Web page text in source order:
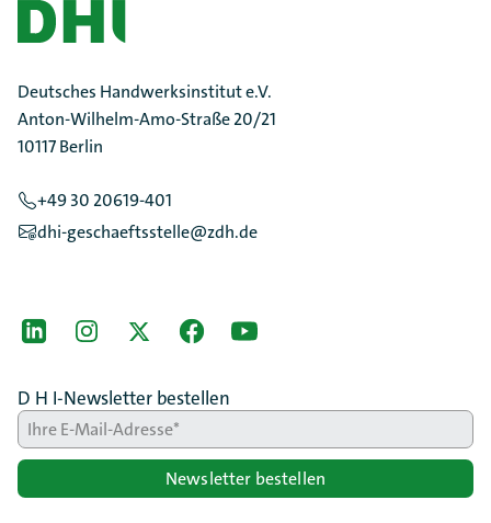
Deutsches Handwerksinstitut e.V.
Anton-Wilhelm-Amo-Straße 20/21
10117 Berlin
+49 30 20619-401
dhi-geschaeftsstelle@zdh.de
[Der ZDH in den Sozialen Netzwerken]
LinkedIninstagramTwitterFacebookYoutube
D H I-Newsletter bestellen
Newsletter bestellen